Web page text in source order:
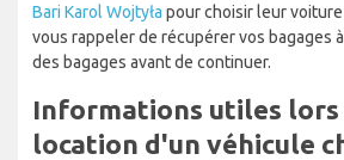
Bari Karol Wojtyła pour choisir leur
vous rappeler de récupérer vos bagages
des bagages avant de continuer.
Informations utiles lors
location d'un véhicule